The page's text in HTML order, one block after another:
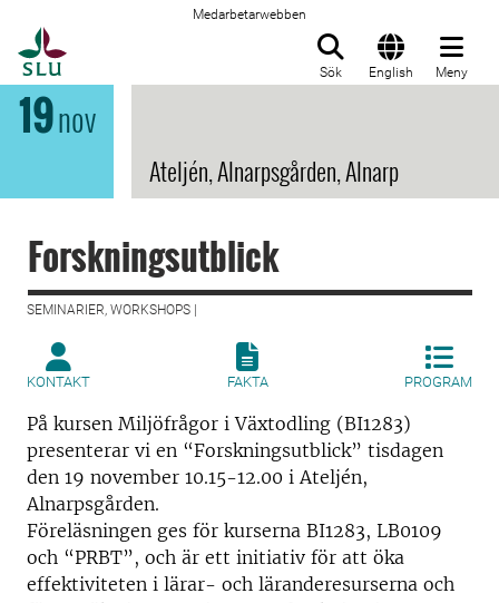
Medarbetarwebben
Sök English Meny
19nov
Ateljén, Alnarpsgården, Alnarp
Forskningsutblick
SEMINARIER, WORKSHOPS |
KONTAKT FAKTA PROGRAM
På kursen Miljöfrågor i Växtodling (BI1283)
presenterar vi en “Forskningsutblick” tisdagen
den 19 november 10.15-12.00 i Ateljén,
Alnarpsgården.
Föreläsningen ges för kurserna BI1283, LB0109
och “PRBT”, och är ett initiativ för att öka
effektiviteten i lärar- och läranderesurserna och